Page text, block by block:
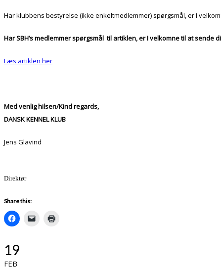
Har klubbens bestyrelse (ikke enkeltmedlemmer) spørgsmål, er I
Har SBH’s medlemmer spørgsmål til artiklen, er I velkomne til at
Læs artiklen her
Med venlig hilsen/Kind regards,
DANSK KENNEL KLUB
Jens Glavind
Direktør
Share this:
19
FEB